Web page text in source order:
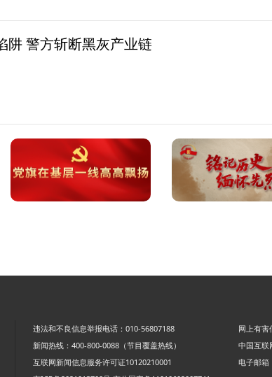
阱 警方斩断黑灰产业链
违法和不良信息举报电话：010-56807188
网上有害
新闻热线：400-800-0088（节目覆盖热线）
中国互联
互联网新闻信息服务许可证10120210001
电子邮箱